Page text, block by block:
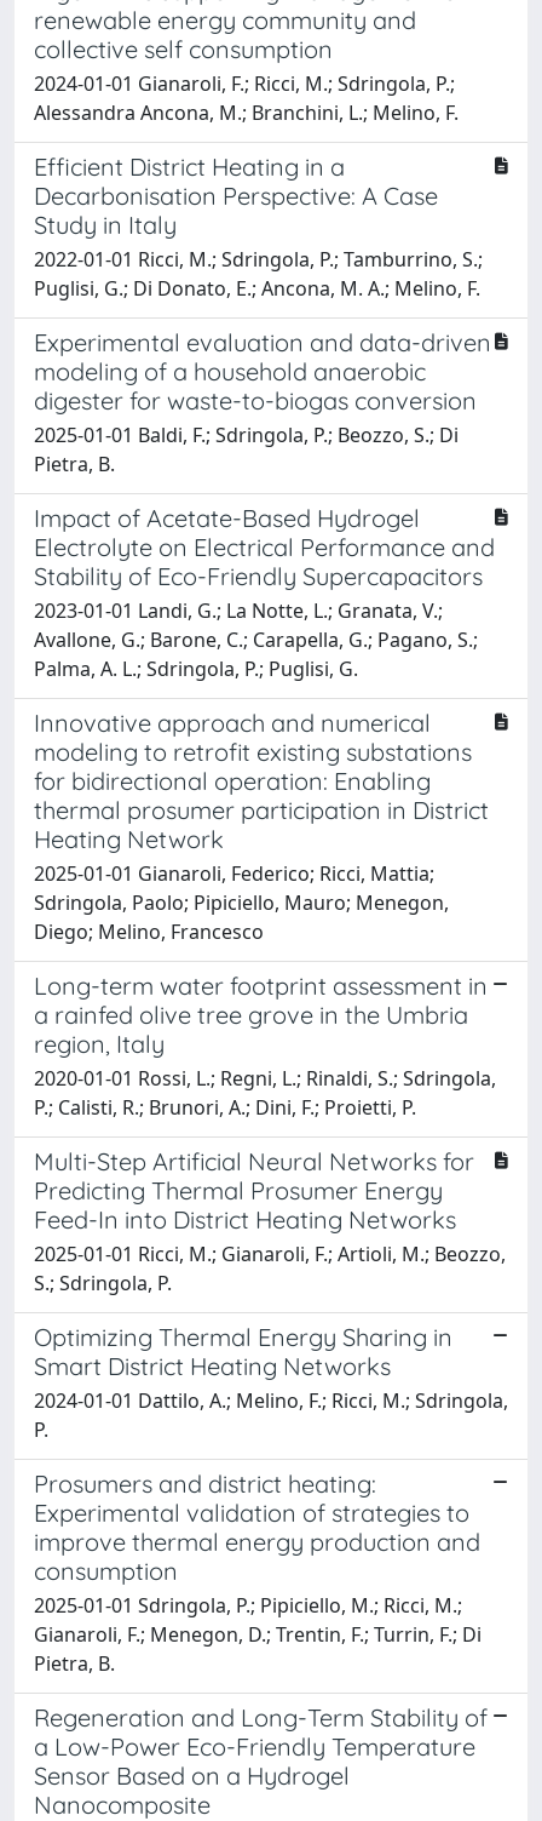
renewable energy community and
collective self consumption
2024-01-01 Gianaroli, F.; Ricci, M.; Sdringola, P.;
Alessandra Ancona, M.; Branchini, L.; Melino, F.
Efficient District Heating in a
Decarbonisation Perspective: A Case
Study in Italy
2022-01-01 Ricci, M.; Sdringola, P.; Tamburrino, S.;
Puglisi, G.; Di Donato, E.; Ancona, M. A.; Melino, F.
Experimental evaluation and data-driven
modeling of a household anaerobic
digester for waste-to-biogas conversion
2025-01-01 Baldi, F.; Sdringola, P.; Beozzo, S.; Di
Pietra, B.
Impact of Acetate-Based Hydrogel
Electrolyte on Electrical Performance and
Stability of Eco-Friendly Supercapacitors
2023-01-01 Landi, G.; La Notte, L.; Granata, V.;
Avallone, G.; Barone, C.; Carapella, G.; Pagano, S.;
Palma, A. L.; Sdringola, P.; Puglisi, G.
Innovative approach and numerical
modeling to retrofit existing substations
for bidirectional operation: Enabling
thermal prosumer participation in District
Heating Network
2025-01-01 Gianaroli, Federico; Ricci, Mattia;
Sdringola, Paolo; Pipiciello, Mauro; Menegon,
Diego; Melino, Francesco
Long-term water footprint assessment in
a rainfed olive tree grove in the Umbria
region, Italy
2020-01-01 Rossi, L.; Regni, L.; Rinaldi, S.; Sdringola,
P.; Calisti, R.; Brunori, A.; Dini, F.; Proietti, P.
Multi-Step Artificial Neural Networks for
Predicting Thermal Prosumer Energy
Feed-In into District Heating Networks
2025-01-01 Ricci, M.; Gianaroli, F.; Artioli, M.; Beozzo,
S.; Sdringola, P.
Optimizing Thermal Energy Sharing in
Smart District Heating Networks
2024-01-01 Dattilo, A.; Melino, F.; Ricci, M.; Sdringola,
P.
Prosumers and district heating:
Experimental validation of strategies to
improve thermal energy production and
consumption
2025-01-01 Sdringola, P.; Pipiciello, M.; Ricci, M.;
Gianaroli, F.; Menegon, D.; Trentin, F.; Turrin, F.; Di
Pietra, B.
Regeneration and Long-Term Stability of
a Low-Power Eco-Friendly Temperature
Sensor Based on a Hydrogel
Nanocomposite